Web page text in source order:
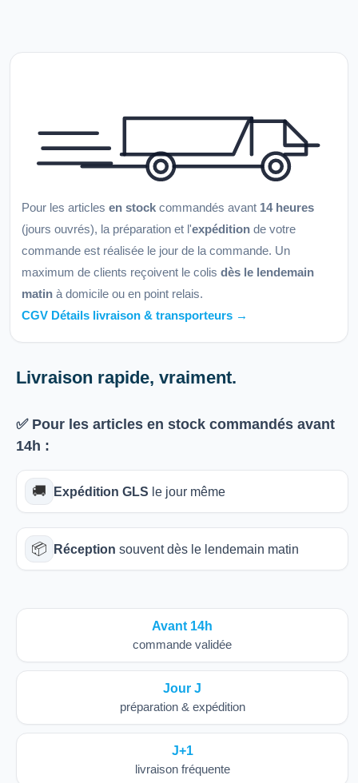
Pour les articles en stock commandés avant 14 heures
(jours ouvrés), la préparation et l'expédition de votre
commande est réalisée le jour de la commande. Un
maximum de clients reçoivent le colis dès le lendemain
matin à domicile ou en point relais.
CGV Détails livraison & transporteurs →
Livraison rapide, vraiment.
✅ Pour les articles en stock commandés avant
14h :
🚚 Expédition GLS le jour même
📦 Réception souvent dès le lendemain matin
Avant 14h
commande validée
Jour J
préparation & expédition
J+1
livraison fréquente